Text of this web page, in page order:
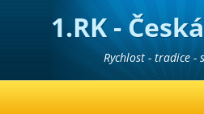
1.RK -
realitní
Rychlost - tradice -